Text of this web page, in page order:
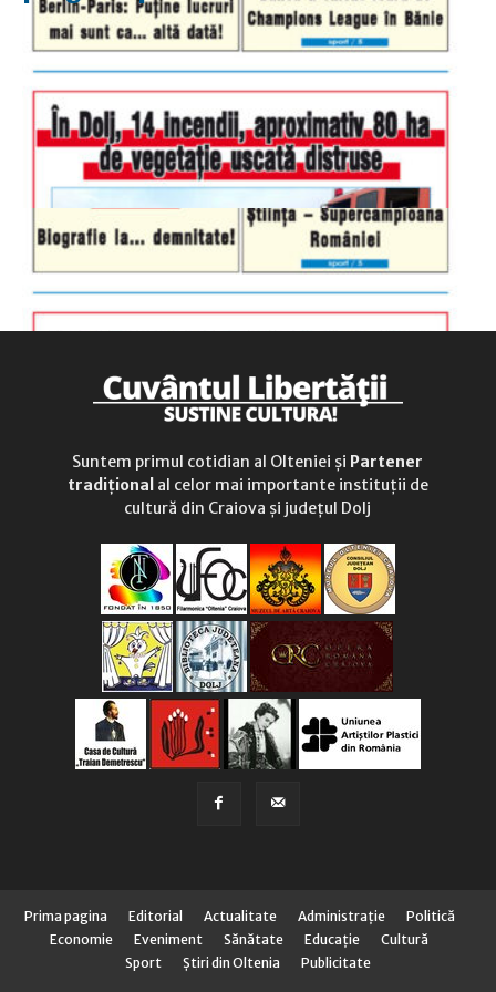
luni-vineri
9.00 - 17.00
duminică
9.00 - 12.00
Suntem primul cotidian al Olteniei și Partener
tradițional al celor mai importante instituții de
cultură din Craiova și județul Dolj
Prima pagina Editorial Actualitate Administraţie
Politică
Economie
Eveniment Sănătate Educaţie
Cultură
Sport
Știri din Oltenia Publicitate